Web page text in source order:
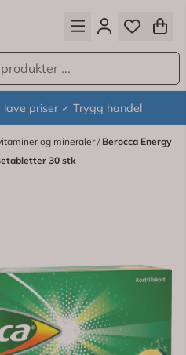
lave priser ✓ Trygg handel
og mineraler/ Berocca Energy
30 stk